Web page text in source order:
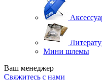
Мини шлемы
Ваш менеджер
Свяжитесь с нами